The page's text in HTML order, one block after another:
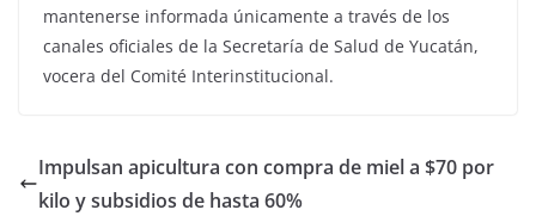
mantenerse informada únicamente a través de los
canales oficiales de la Secretaría de Salud de Yucatán,
vocera del Comité Interinstitucional.
Impulsan apicultura con compra de miel a $70 por
kilo y subsidios de hasta 60%